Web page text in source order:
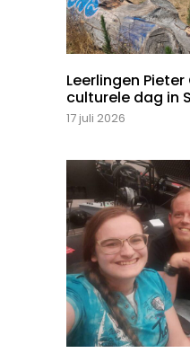
Leerlingen
culturele dag in
17 juli 2026